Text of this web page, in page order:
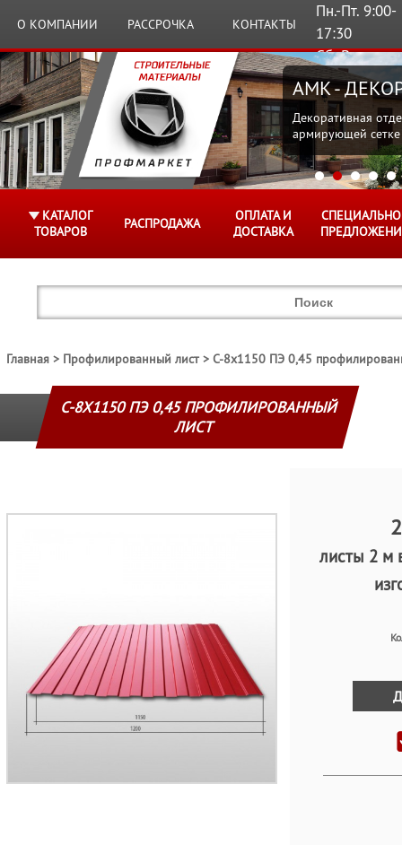
О КОМПАНИИ РАССРОЧКА КОНТАКТЫ
Пн.-Пт. 9:00-
17:30
Сб.,Вс.
Выходные
AMK -
Декоративная
армирующей сетке
КАТАЛОГ
ТОВАРОВ
РАСПРОДАЖА
ОПЛАТА И
ДОСТАВКА
Главная Профилированный лист С-8х1150 ПЭ 0,45
С-8Х1150 ПЭ 0,45 ПРОФИЛИРОВАННЫЙ
ЛИСТ
листы 2 м